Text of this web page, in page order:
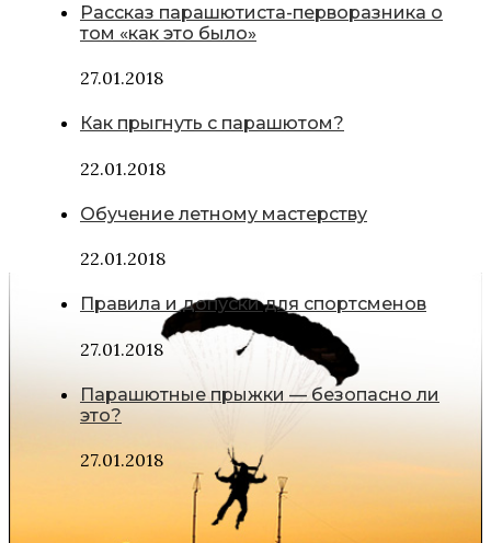
Рассказ парашютиста-перворазника о
том «как это было»
27.01.2018
Как прыгнуть с парашютом?
22.01.2018
Обучение летному мастерству
22.01.2018
Правила и допуски для спортсменов
27.01.2018
Парашютные прыжки — безопасно ли
это?
27.01.2018